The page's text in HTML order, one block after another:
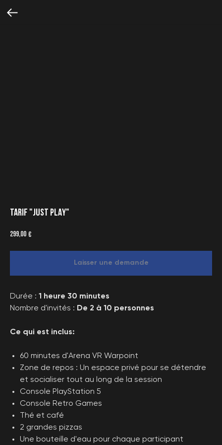
TARIF "JUST PLAY"
299,00 €
Laisser une demande
Durée : 1 heure 30 minutes
Nombre d'invités : De 2 à 10 personnes
Ce qui est inclus:
60 minutes d'Arena VR Warpoint
Zone de repos : Un espace privé pour se détendre
et socialiser tout au long de la session
Console PlayStation 5
Console Retro Games
Thé et café
2 grandes pizzas
Une bouteille d'eau pour chaque participant